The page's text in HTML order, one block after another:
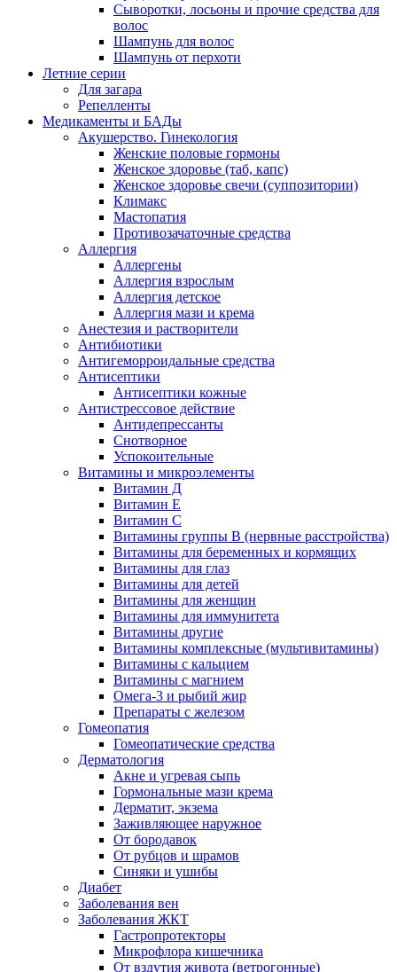
Сыворотки, лосьоны и прочие средства для
волос
Шампунь для волос
Шампунь от перхоти
Летние серии
Для загара
Репелленты
Медикаменты и БАДы
Акушерство. Гинекология
Женские половые гормоны
Женское здоровье (таб, капс)
Женское здоровье свечи (суппозитории)
Климакс
Мастопатия
Противозачаточные средства
Аллергия
Аллергены
Аллергия взрослым
Аллергия детское
Аллергия мази и крема
Анестезия и растворители
Антибиотики
Антигеморроидальные средства
Антисептики
Антисептики кожные
Антистрессовое действие
Антидепрессанты
Снотворное
Успокоительные
Витамины и микроэлементы
Витамин Д
Витамин Е
Витамин С
Витамины группы В (нервные расстройства)
Витамины для беременных и кормящих
Витамины для глаз
Витамины для детей
Витамины для женщин
Витамины для иммунитета
Витамины другие
Витамины комплексные (мультивитамины)
Витамины с кальцием
Витамины с магнием
Омега-3 и рыбий жир
Препараты с железом
Гомеопатия
Гомеопатические средства
Дерматология
Акне и угревая сыпь
Гормональные мази крема
Дерматит, экзема
Заживляющее наружное
От бородавок
От рубцов и шрамов
Синяки и ушибы
Диабет
Заболевания вен
Заболевания ЖКТ
Гастропротекторы
Микрофлора кишечника
От вздутия живота (ветрогонные)